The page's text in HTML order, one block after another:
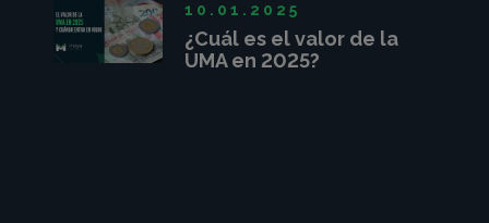
¿Cuál es el valor de la
UMA en 2025?
10.01.2025